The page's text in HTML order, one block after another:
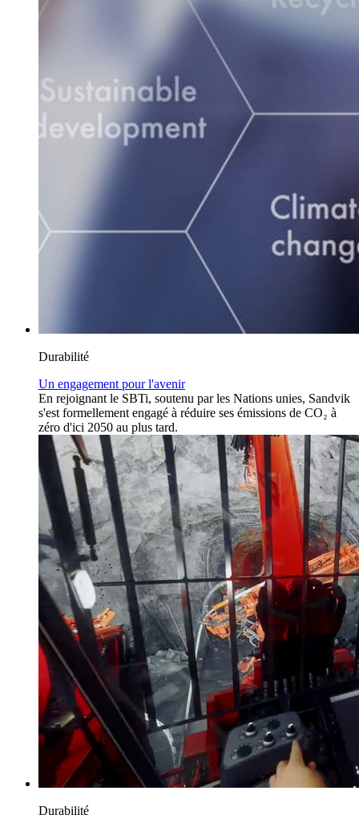
Durabilité
Un engagement pour l'avenir
En rejoignant le SBTi, soutenu par les Nations unies, Sandvik
s'est formellement engagé à réduire ses émissions de CO₂ à
zéro d'ici 2050 au plus tard.
Durabilité